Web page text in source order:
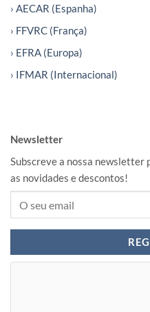
› AECAR (Espanha)
› FFVRC (França)
› EFRA (Europa)
› IFMAR (Internacional)
Newsletter
Subscreve a nossa newsletter
as novidades e descontos!